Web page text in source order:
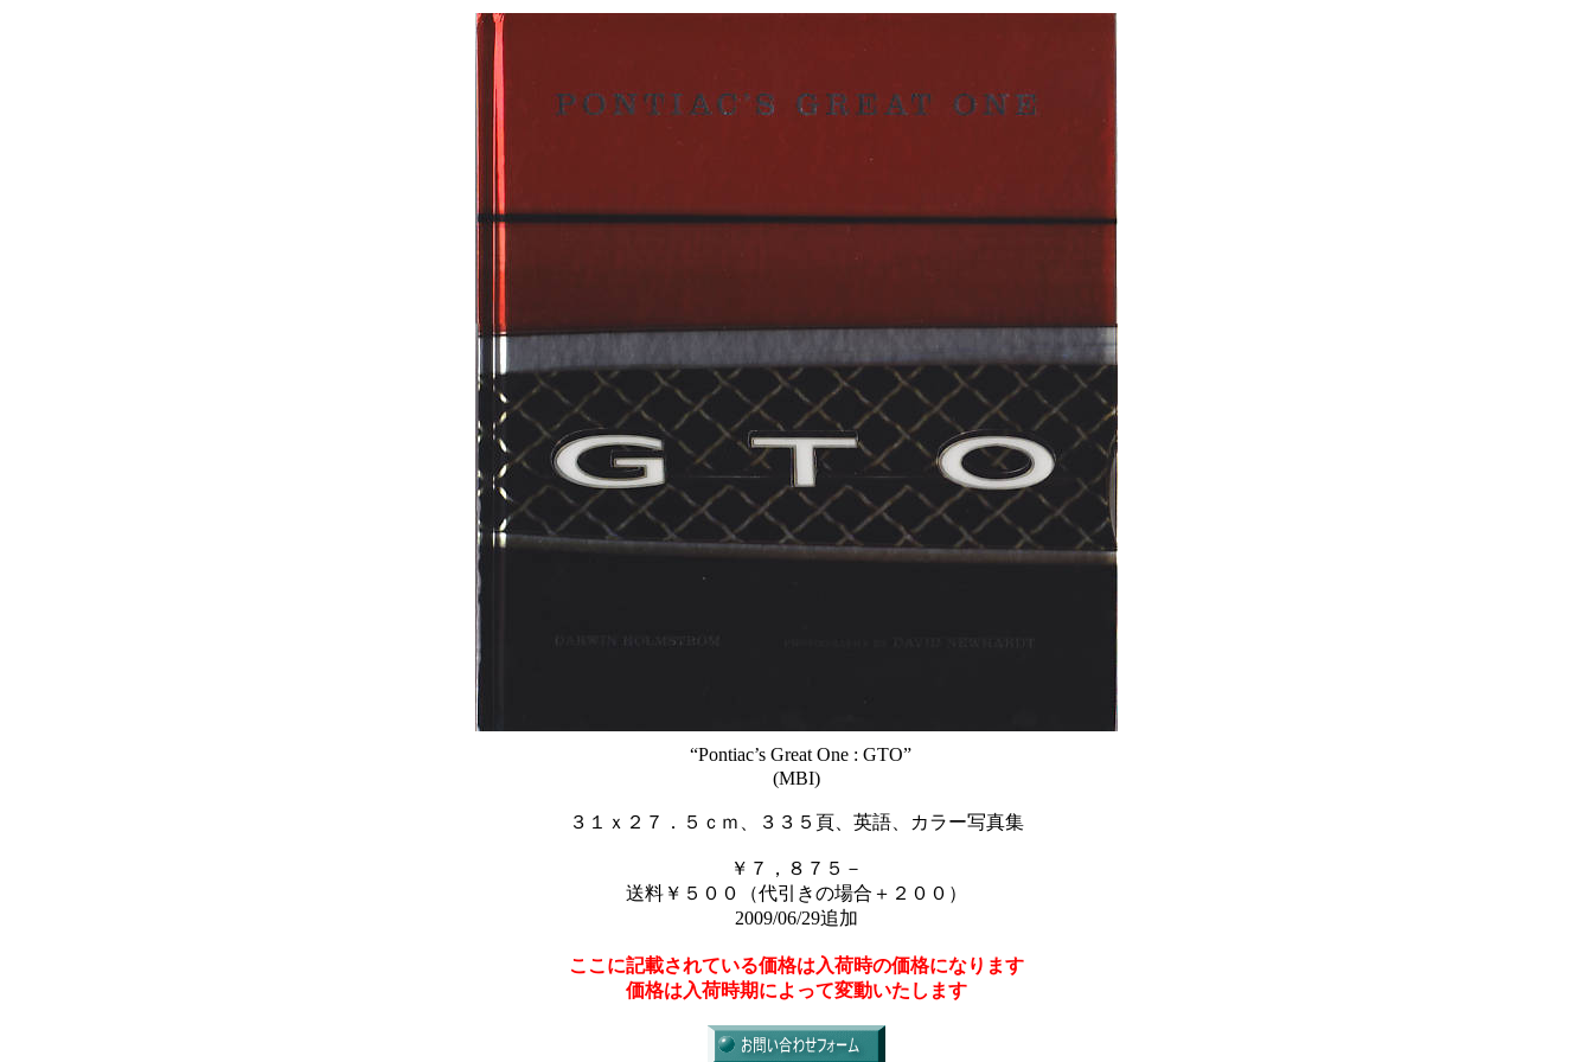
“Pontiac’s Great One : GTO”
(MBI)
３１ｘ２７．５ｃｍ、３３５頁、英語、カラー写真集
￥７，８７５－
送料￥５００（代引きの場合＋２００）
2009/06/29追加
ここに記載されている価格は入荷時の価格になります
価格は入荷時期によって変動いたします